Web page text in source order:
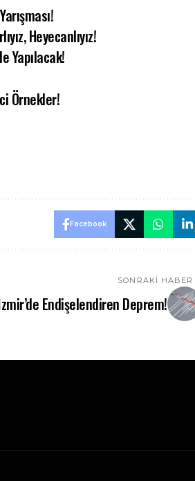
Heyecanlıyız!
Yapılacak!
Örnekler!
Facebook
SONRAKI HABER
Endişelendiren Deprem!